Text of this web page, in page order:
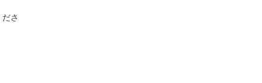
さ